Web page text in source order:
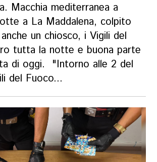
Macchia mediterranea a
a La Maddalena, colpito
un chiosco, i Vigili del
tutta la notte e buona parte
di oggi. "Intorno alle 2 del
del Fuoco...